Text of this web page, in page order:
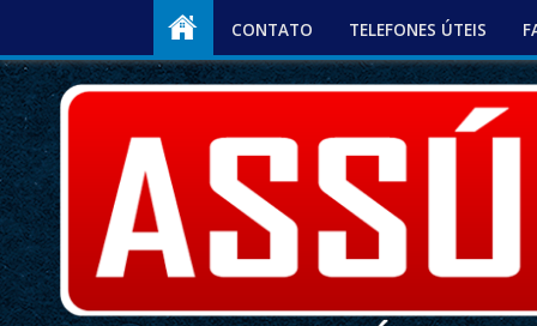
CONTATO TELEFONES ÚTEIS